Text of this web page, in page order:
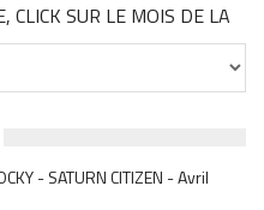
CLICK SUR LE MOIS DE LA
- SATURN CITIZEN - Avril